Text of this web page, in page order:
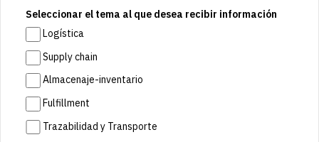
Seleccionar el tema al que desea recibir información
Logística
Supply chain
Almacenaje-inventario
Fulfillment
Trazabilidad y Transporte